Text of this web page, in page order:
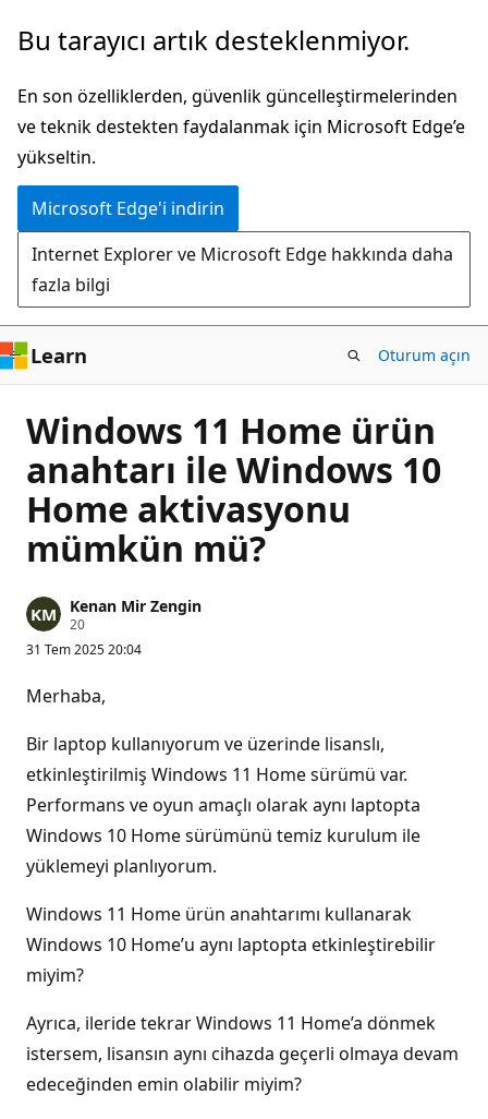
Ana
atla
Bu tarayıcı artık desteklenmiyor.
En son özelliklerden, güvenlik güncelleştirmelerinden
ve teknik destekten faydalanmak için Microsoft Edge’e
yükseltin.
Microsoft Edge'i indirin
Internet Explorer ve Microsoft Edge hakkında daha
fazla bilgi
Learn Oturum açın
Windows 11 Home ürün
anahtarı ile Windows 10
Home aktivasyonu
mümkün mü?
Kenan Mir Zengin
20S
y
ı
n
ı
k
p
u
a
ı
31 Tem 2025 20:04
Merhaba,
Bir laptop kullanıyorum ve üzerinde lisanslı,
etkinleştirilmiş Windows 11 Home sürümü var.
Performans ve oyun amaçlı olarak aynı laptopta
Windows 10 Home sürümünü temiz kurulum ile
yüklemeyi planlıyorum.
Windows 11 Home ürün anahtarımı kullanarak
Windows 10 Home’u aynı laptopta etkinleştirebilir
miyim?
Ayrıca, ileride tekrar Windows 11 Home’a dönmek
istersem, lisansın aynı cihazda geçerli olmaya devam
edeceğinden emin olabilir miyim?